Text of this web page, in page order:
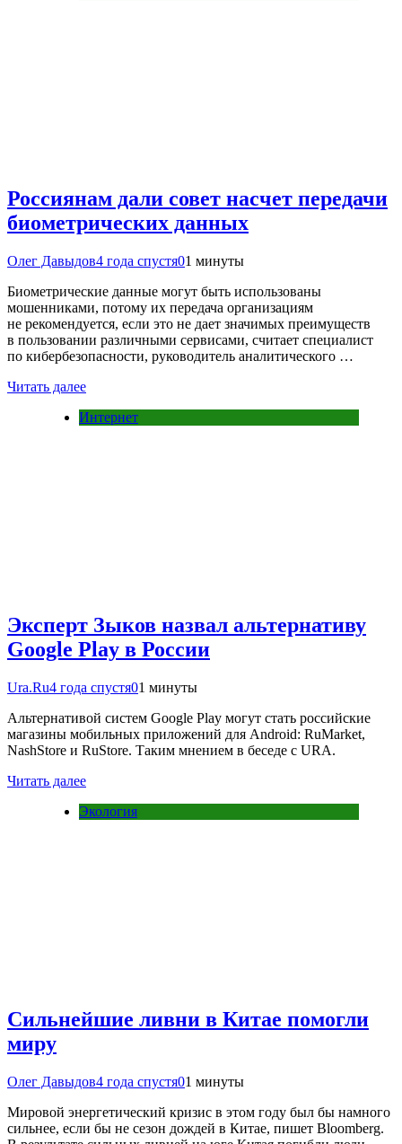
Россиянам дали совет насчет передачи
биометрических данных
Олег Давыдов4 года спустя01 минуты
Биометрические данные могут быть использованы
мошенниками, потому их передача организациям
не рекомендуется, если это не дает значимых преимуществ
в пользовании различными сервисами, считает специалист
по кибербезопасности, руководитель аналитического …
Читать далее
Интернет
Эксперт Зыков назвал альтернативу
Google Play в России
Ura.Ru4 года спустя01 минуты
Альтернативой систем Google Play могут стать российские
магазины мобильных приложений для Android: RuMarket,
NashStore и RuStore. Таким мнением в беседе с URA.
Читать далее
Экология
Сильнейшие ливни в Китае помогли
миру
Олег Давыдов4 года спустя01 минуты
Мировой энергетический кризис в этом году был бы намного
сильнее, если бы не сезон дождей в Китае, пишет Bloomberg.